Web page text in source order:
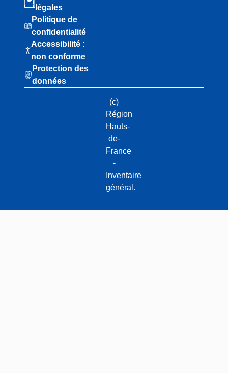
légales
Politique de
confidentialité
Accessibilité :
non conforme
Protection des
données
(c)
Région
Hauts-
de-
France
-
Inventaire
général.